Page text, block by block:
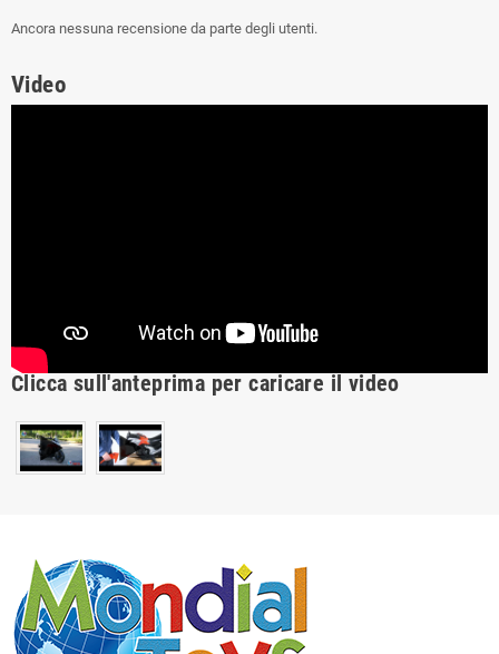
Ancora nessuna recensione da parte degli utenti.
Video
Clicca sull'anteprima per caricare il video